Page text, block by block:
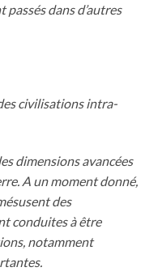
dans d’autres
civilisations intra-
dimensions avancées
A un moment donné,
des
conduites à être
notamment